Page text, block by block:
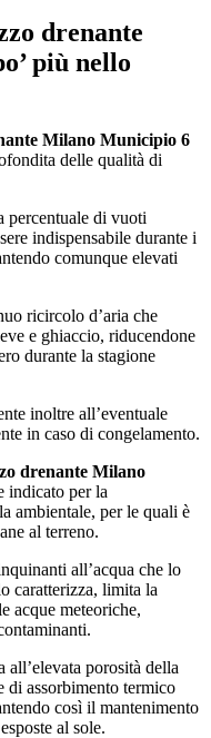
drenante
più nello
Milano Municipio 6
delle qualità di
percentuale di vuoti
indispensabile durante i
comunque elevati
ricircolo d’aria che
e ghiaccio, riducendone
durante la stagione
inoltre all’eventuale
in caso di congelamento.
drenante Milano
indicato per la
ambientale, per le quali è
al terreno.
all’acqua che lo
caratterizza, limita la
acque meteoriche,
porosità della
di assorbimento termico
così il mantenimento
al sole.